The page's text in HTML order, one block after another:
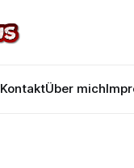
KontaktÜber mich